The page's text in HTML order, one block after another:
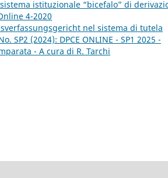
istituzionale “bicefalo” di
4-2020
nel sistema di tutela
SP2 (2024): DPCE ONLINE - SP1 2025 -
- A cura di R. Tarchi